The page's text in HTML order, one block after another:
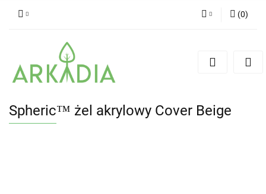
(0)
Spheric™ żel akrylowy Cover Beige